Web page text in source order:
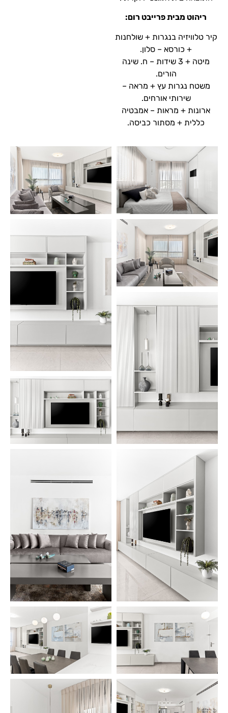
ריהוט מבית פרייבט רום:
קיר טלוויזיה בנגרות + שולחנות
+ כורסא – סלון.
מיטה + 3 שידות – ח. שינה
הורים.
משטח נגרות עץ + מראה –
שירותי אורחים.
ארונות + מראות – אמבטיה
כללית + מסתור כביסה.